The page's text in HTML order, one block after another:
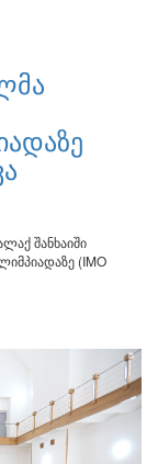
შანხაიში
(IMO